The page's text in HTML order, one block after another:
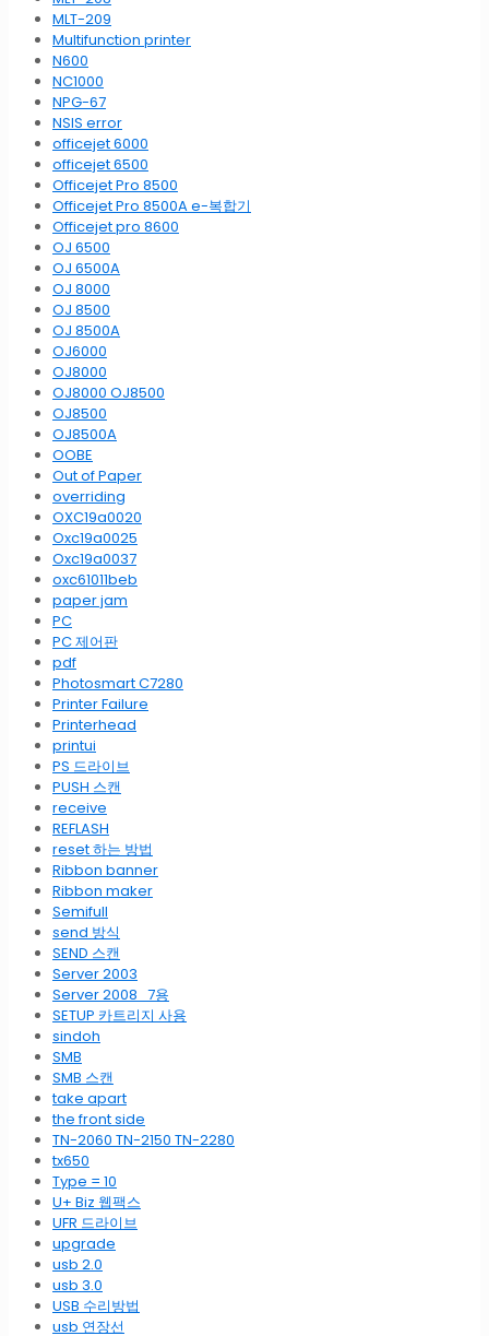
MLT-209
Multifunction printer
N600
NC1000
NPG-67
NSIS error
officejet 6000
officejet 6500
Officejet Pro 8500
Officejet Pro 8500A e-복합기
Officejet pro 8600
OJ 6500
OJ 6500A
OJ 8000
OJ 8500
OJ 8500A
OJ6000
OJ8000
OJ8000 OJ8500
OJ8500
OJ8500A
OOBE
Out of Paper
overriding
OXC19a0020
Oxc19a0025
Oxc19a0037
oxc61011beb
paper jam
PC
PC 제어판
pdf
Photosmart C7280
Printer Failure
Printerhead
printui
PS 드라이브
PUSH 스캔
receive
REFLASH
reset 하는 방법
Ribbon banner
Ribbon maker
Semifull
send 방식
SEND 스캔
Server 2003
Server 2008_7용
SETUP 카트리지 사용
sindoh
SMB
SMB 스캔
take apart
the front side
TN-2060 TN-2150 TN-2280
tx650
Type = 10
U+ Biz 웹팩스
UFR 드라이브
upgrade
usb 2.0
usb 3.0
USB 수리방법
usb 연장선